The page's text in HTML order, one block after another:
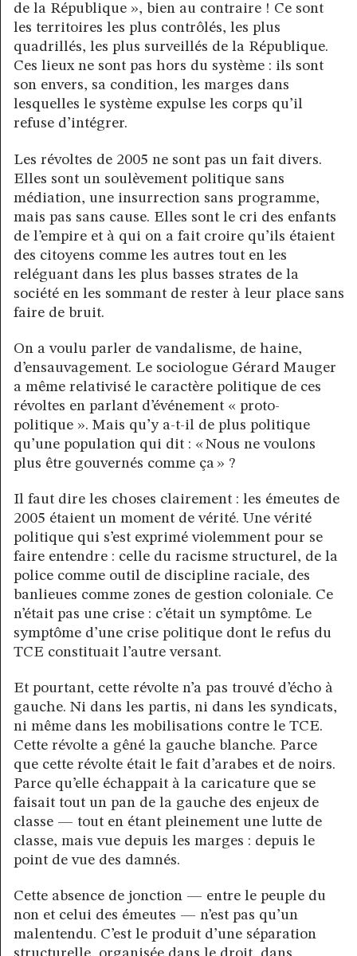
de la République », bien au contraire ! Ce sont
les territoires les plus contrôlés, les plus
quadrillés, les plus surveillés de la République.
Ces lieux ne sont pas hors du système : ils sont
son envers, sa condition, les marges dans
lesquelles le système expulse les corps qu’il
refuse d’intégrer.
Les révoltes de 2005 ne sont pas un fait divers.
Elles sont un soulèvement politique sans
médiation, une insurrection sans programme,
mais pas sans cause. Elles sont le cri des enfants
de l’empire et à qui on a fait croire qu’ils étaient
des citoyens comme les autres tout en les
reléguant dans les plus basses strates de la
société en les sommant de rester à leur place sans
faire de bruit.
On a voulu parler de vandalisme, de haine,
d’ensauvagement. Le sociologue Gérard Mauger
a même relativisé le caractère politique de ces
révoltes en parlant d’événement « proto-
politique ». Mais qu’y a-t-il de plus politique
qu’une population qui dit : « Nous ne voulons
plus être gouvernés comme ça » ?
Il faut dire les choses clairement : les émeutes de
2005 étaient un moment de vérité. Une vérité
politique qui s’est exprimé violemment pour se
faire entendre : celle du racisme structurel, de la
police comme outil de discipline raciale, des
banlieues comme zones de gestion coloniale. Ce
n’était pas une crise : c’était un symptôme. Le
symptôme d’une crise politique dont le refus du
TCE constituait l’autre versant.
Et pourtant, cette révolte n’a pas trouvé d’écho à
gauche. Ni dans les partis, ni dans les syndicats,
ni même dans les mobilisations contre le TCE.
Cette révolte a gêné la gauche blanche. Parce
que cette révolte était le fait d’arabes et de noirs.
Parce qu’elle échappait à la caricature que se
faisait tout un pan de la gauche des enjeux de
classe — tout en étant pleinement une lutte de
classe, mais vue depuis les marges : depuis le
point de vue des damnés.
Cette absence de jonction — entre le peuple du
non et celui des émeutes — n’est pas qu’un
malentendu. C’est le produit d’une séparation